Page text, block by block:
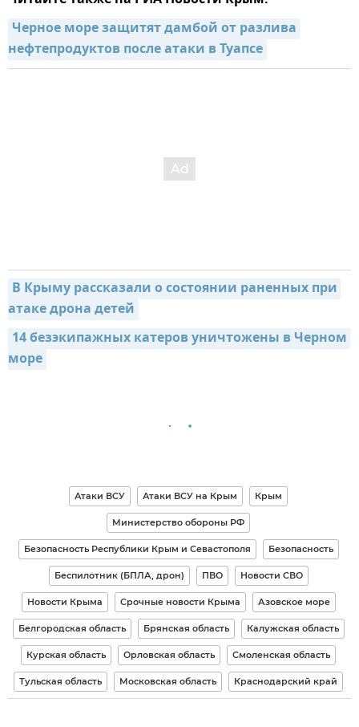
Черное море защитят дамбой от разлива
нефтепродуктов после атаки в Туапсе
В Крыму рассказали о состоянии раненных при
атаке дрона детей
14 безэкипажных катеров уничтожены в Черном
море
Атаки ВСУ Атаки ВСУ на Крым Крым
Министерство обороны РФ
Безопасность Республики Крым и Севастополя Безопасность
Беспилотник (БПЛА, дрон) ПВО Новости СВО
Новости Крыма Срочные новости Крыма Азовское море
Белгородская область Брянская область Калужская область
Курская область Орловская область Смоленская область
Тульская область Московская область Краснодарский край